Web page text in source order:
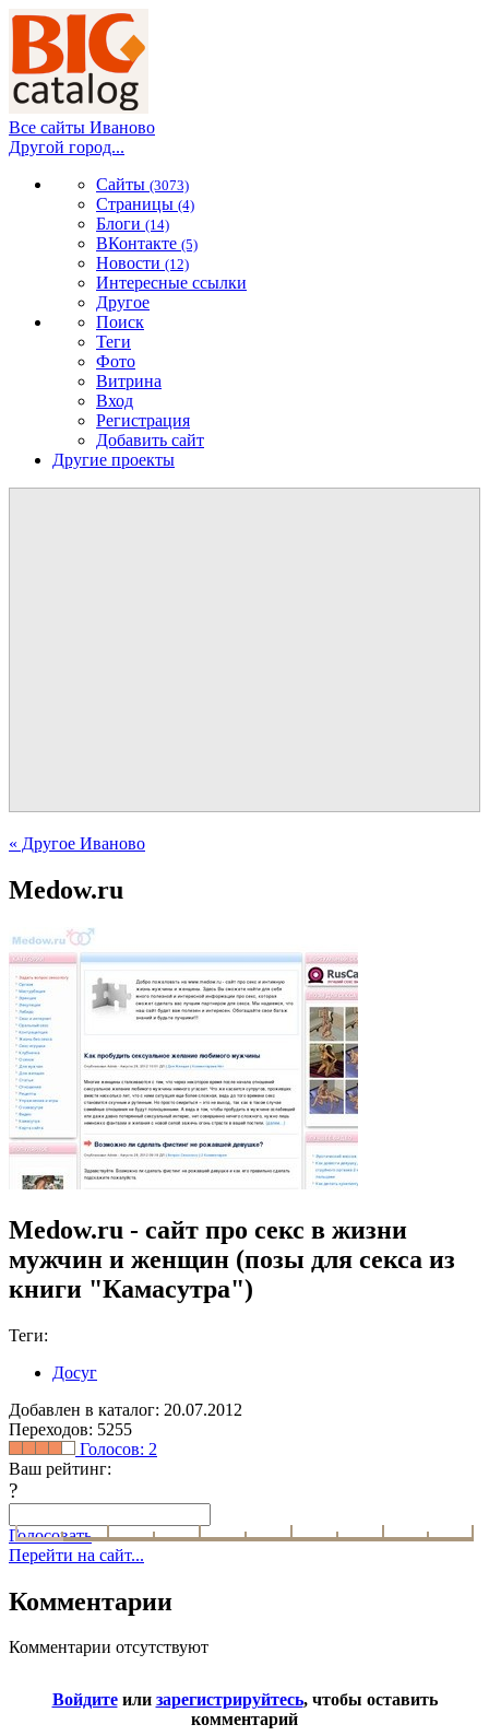
Все сайты Иваново
Другой город...
Сайты (3073)
Страницы (4)
Блоги (14)
ВКонтакте (5)
Новости (12)
Интересные ссылки
Другое
Поиск
Теги
Фото
Витрина
Вход
Регистрация
Добавить сайт
Другие проекты
« Другое Иваново
Medow.ru
Medow.ru - сайт про секс в жизни
мужчин и женщин (позы для секса из
книги "Камасутра")
Теги:
Досуг
Добавлен в каталог: 20.07.2012
Переходов: 5255
Голосов: 2
Ваш рейтинг:
?
Голосовать
Перейти на сайт...
Комментарии
Комментарии отсутствуют
Войдитеили зарегистрируйтесь, чтобы оставить
комментарий